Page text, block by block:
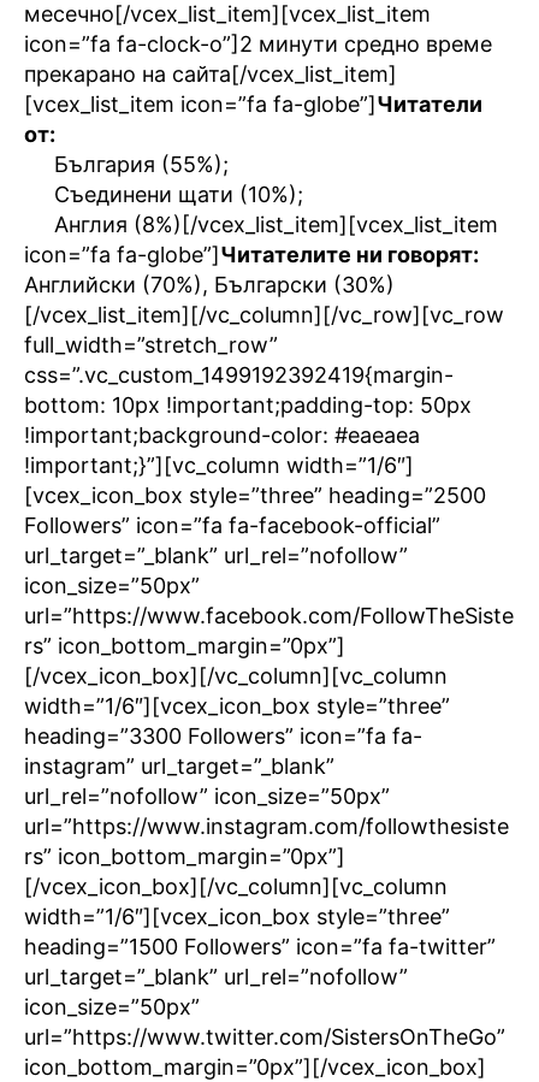
месечно[/vcex_list_item][vcex_list_item
icon=”fa fa-clock-o”]2 минути средно време
прекарано на сайта[/vcex_list_item]
[vcex_list_item icon=”fa fa-globe”]Читатели
от:
България (55%);
Съединени щати (10%);
Англия (8%) [/vcex_list_item][vcex_list_item
icon=”fa fa-globe”]Читателите ни говорят:
Английски (70%), Български (30%)
[/vcex_list_item][/vc_column][/vc_row][vc_row
full_width=”stretch_row”
css=”.vc_custom_1499192392419{margin-
bottom: 10px !important;padding-top: 50px
!important;background-color: #eaeaea
!important;}”][vc_column width=”1/6″]
[vcex_icon_box style=”three” heading=”2500
Followers” icon=”fa fa-facebook-official”
url_target=”_blank” url_rel=”nofollow”
icon_size=”50px”
url=”https://www.facebook.com/FollowTheSiste
rs” icon_bottom_margin=”0px”]
[/vcex_icon_box][/vc_column][vc_column
width=”1/6″][vcex_icon_box style=”three”
heading=”3300 Followers” icon=”fa fa-
instagram” url_target=”_blank”
url_rel=”nofollow” icon_size=”50px”
url=”https://www.instagram.com/followthesiste
rs” icon_bottom_margin=”0px”]
[/vcex_icon_box][/vc_column][vc_column
width=”1/6″][vcex_icon_box style=”three”
heading=”1500 Followers” icon=”fa fa-twitter”
url_target=”_blank” url_rel=”nofollow”
icon_size=”50px”
url=”https://www.twitter.com/SistersOnTheGo”
icon_bottom_margin=”0px”][/vcex_icon_box]